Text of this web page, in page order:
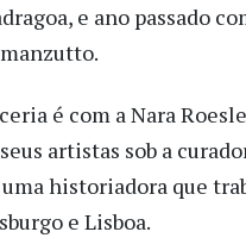
e ano passado
é com a Nara
artistas sob a
historiadora que
e Lisboa.